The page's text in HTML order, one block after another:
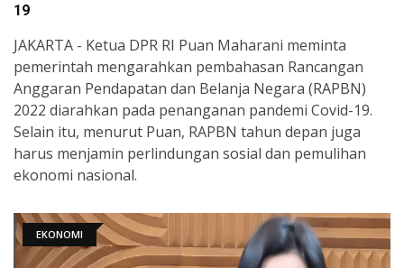
19
JAKARTA - Ketua DPR RI Puan Maharani meminta
pemerintah mengarahkan pembahasan Rancangan
Anggaran Pendapatan dan Belanja Negara (RAPBN)
2022 diarahkan pada penanganan pandemi Covid-19.
Selain itu, menurut Puan, RAPBN tahun depan juga
harus menjamin perlindungan sosial dan pemulihan
ekonomi nasional.
EKONOMI